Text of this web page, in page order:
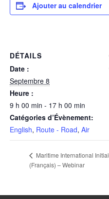
Ajouter au calendrier
DÉTAILS
Date :
Septembre 8
Heure :
9 h 00 min - 17 h 00 min
Catégories d’Évènement:
English, Route - Road, Air
Maritime International
(Français) – Webinar